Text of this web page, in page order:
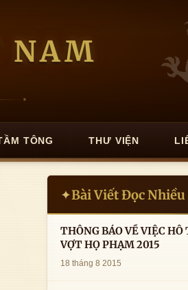
NAM
TÔNG THƯ VIỆN
✦Bài Viết Đọc Nhiều
THÔNG BÁO VỀ VIỆC HỖ TRỢ GIẢI QUẦN
VỢT HỌ PHẠM 2015
18 tháng 8 2015